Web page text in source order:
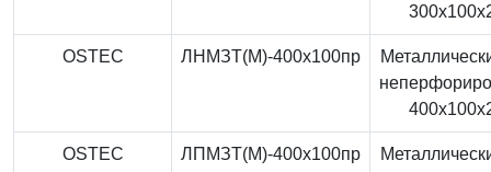
OSTEC ЛНМЗТ(М)-400x100пр
OSTEC ЛПМЗТ(М)-400x100пр